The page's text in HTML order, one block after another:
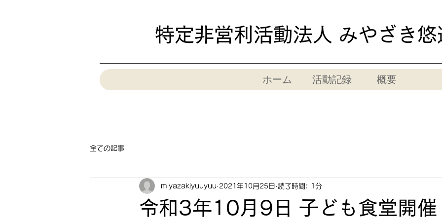
特定非営利活動法人 みやざき
ホーム 活動記録 概要
全ての記事
令和3年10月9日 子ども食堂開催
miyazakiyuuyuu 2021年10月25日 読了時間: 1分